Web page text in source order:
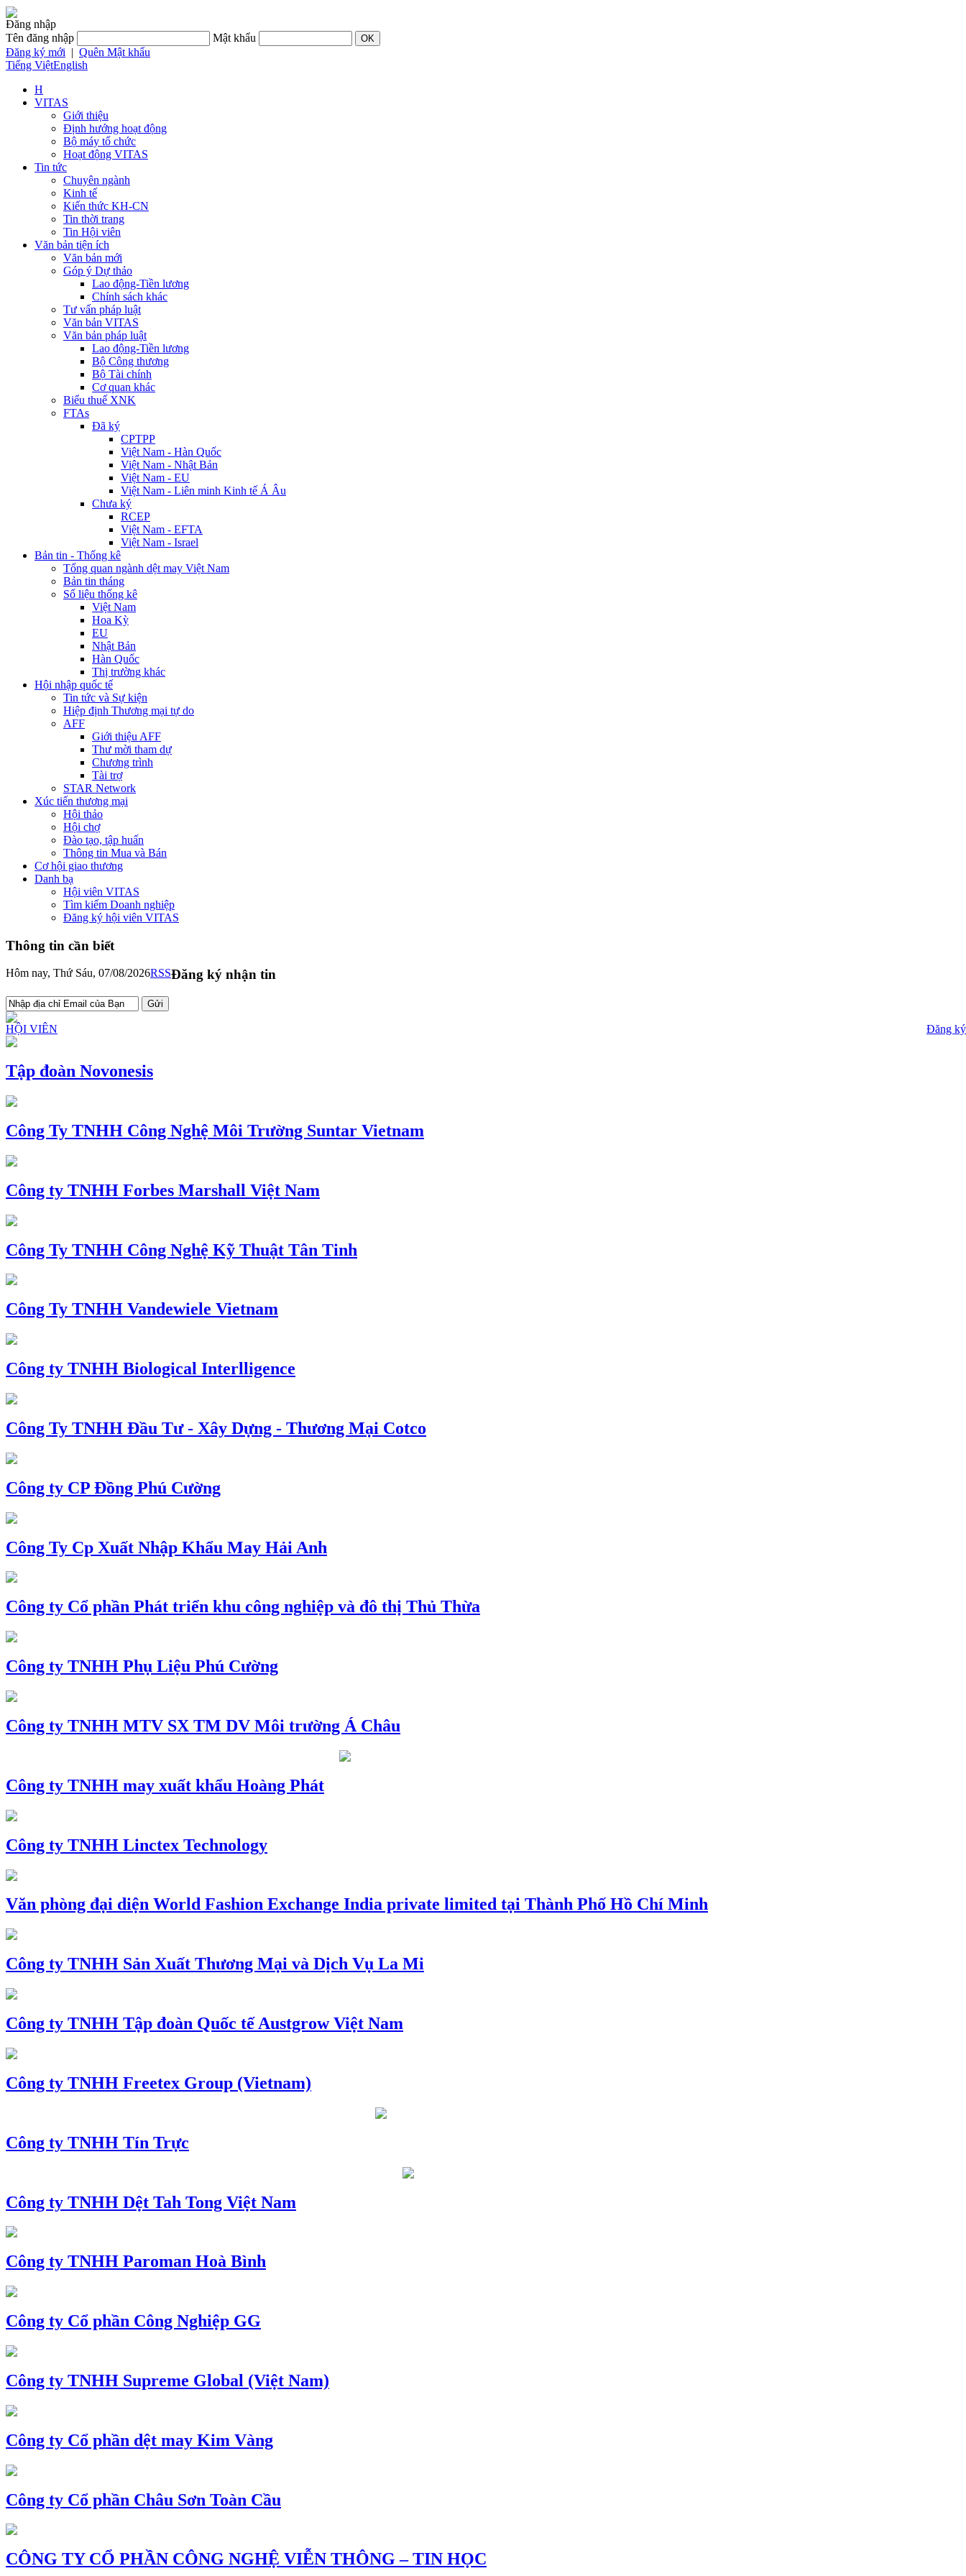
Đăng nhập
Tên đăng nhập
Mật khẩu
Đăng ký mới | Quên Mật khẩu
Tiếng ViệtEnglish
H
VITAS
Giới thiệu
Định hướng hoạt động
Bộ máy tổ chức
Hoạt động VITAS
Tin tức
Chuyên ngành
Kinh tế
Kiến thức KH-CN
Tin thời trang
Tin Hội viên
Văn bản tiện ích
Văn bản mới
Góp ý Dự thảo
Lao động-Tiền lương
Chính sách khác
Tư vấn pháp luật
Văn bản VITAS
Văn bản pháp luật
Lao động-Tiền lương
Bộ Công thương
Bộ Tài chính
Cơ quan khác
Biểu thuế XNK
FTAs
Đã ký
CPTPP
Việt Nam - Hàn Quốc
Việt Nam - Nhật Bản
Việt Nam - EU
Việt Nam - Liên minh Kinh tế Á Âu
Chưa ký
RCEP
Việt Nam - EFTA
Việt Nam - Israel
Bản tin - Thống kê
Tổng quan ngành dệt may Việt Nam
Bản tin tháng
Số liệu thống kê
Việt Nam
Hoa Kỳ
EU
Nhật Bản
Hàn Quốc
Thị trường khác
Hội nhập quốc tế
Tin tức và Sự kiện
Hiệp định Thương mại tự do
AFF
Giới thiệu AFF
Thư mời tham dự
Chương trình
Tài trợ
STAR Network
Xúc tiến thương mại
Hội thảo
Hội chợ
Đào tạo, tập huấn
Thông tin Mua và Bán
Cơ hội giao thương
Danh bạ
Hội viên VITAS
Tìm kiếm Doanh nghiệp
Đăng ký hội viên VITAS
Thông tin cần biết
Hôm nay, Thứ Sáu, 07/08/2026RSSĐăng ký nhận tin
HỘI VIÊN Đăng ký
Tập đoàn Novonesis
Công Ty TNHH Công Nghệ Môi Trường Suntar Vietnam
Công ty TNHH Forbes Marshall Việt Nam
Công Ty TNHH Công Nghệ Kỹ Thuật Tân Tinh
Công Ty TNHH Vandewiele Vietnam
Công ty TNHH Biological Interlligence
Công Ty TNHH Đầu Tư - Xây Dựng - Thương Mại Cotco
Công ty CP Đồng Phú Cường
Công Ty Cp Xuất Nhập Khẩu May Hải Anh
Công ty Cổ phần Phát triển khu công nghiệp và đô thị Thủ Thừa
Công ty TNHH Phụ Liệu Phú Cường
Công ty TNHH MTV SX TM DV Môi trường Á Châu
Công ty TNHH may xuất khẩu Hoàng Phát
Công ty TNHH Linctex Technology
Văn phòng đại diện World Fashion Exchange India private limited tại Thành Phố Hồ Chí Minh
Công ty TNHH Sản Xuất Thương Mại và Dịch Vụ La Mi
Công ty TNHH Tập đoàn Quốc tế Austgrow Việt Nam
Công ty TNHH Freetex Group (Vietnam)
Công ty TNHH Tín Trực
Công ty TNHH Dệt Tah Tong Việt Nam
Công ty TNHH Paroman Hoà Bình
Công ty Cổ phần Công Nghiệp GG
Công ty TNHH Supreme Global (Việt Nam)
Công ty Cổ phần dệt may Kim Vàng
Công ty Cổ phần Châu Sơn Toàn Cầu
CÔNG TY CỔ PHẦN CÔNG NGHỆ VIỄN THÔNG – TIN HỌC